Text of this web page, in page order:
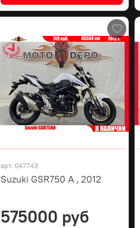
арт. 047743
Suzuki GSR750 A , 2012
575000 руб